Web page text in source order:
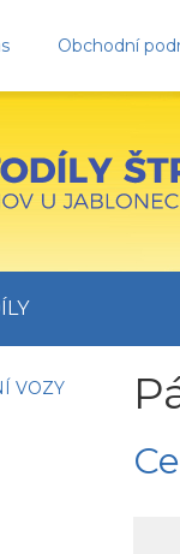
Obchodní
VOZY